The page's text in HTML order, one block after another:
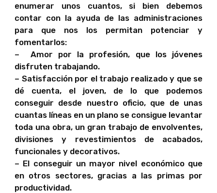
enumerar unos cuantos, si bien debemos
contar con la ayuda de las administraciones
para que nos los permitan potenciar y
fomentarlos:
– Amor por la profesión, que los jóvenes
disfruten trabajando.
– Satisfacción por el trabajo realizado y que se
dé cuenta, el joven, de lo que podemos
conseguir desde nuestro oficio, que de unas
cuantas líneas en un plano se consigue levantar
toda una obra, un gran trabajo de envolventes,
divisiones y revestimientos de acabados,
funcionales y decorativos.
– El conseguir un mayor nivel económico que
en otros sectores, gracias a las primas por
productividad.